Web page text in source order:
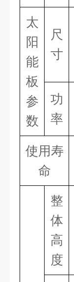
太
阳
能
板
参
数
尺
寸
功
率
使用寿
命
整
体
高
度